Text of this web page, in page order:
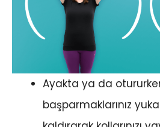
Ayakta ya da otururken
başparmaklarınız